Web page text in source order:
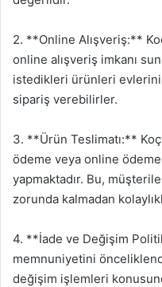
2. **Online Alışveriş:**
online alışveriş imkanı
istedikleri ürünleri
sipariş verebilirler.
3. **Ürün Teslimatı:**
ödeme veya online
yapmaktadır. Bu,
zorunda kalmadan
4. **İade ve Değişim
memnuniyetini
değişim işlemleri